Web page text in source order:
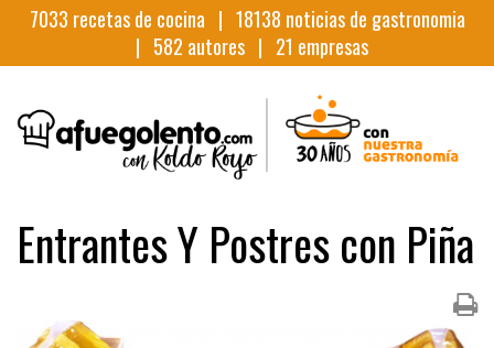
7033 recetas de cocina | 18138 noticias de gastronomia
| 582 autores | 21 empresas
Entrantes Y Postres con Piña